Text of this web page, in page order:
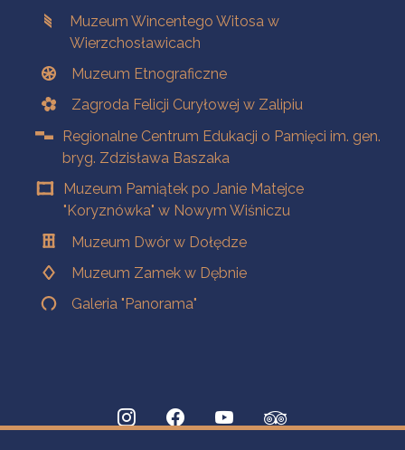
Muzeum Wincentego Witosa w
Wierzchosławicach
Muzeum Etnograficzne
Zagroda Felicji Curyłowej w Zalipiu
Regionalne Centrum Edukacji o Pamięci im. gen.
bryg. Zdzisława Baszaka
Muzeum Pamiątek po Janie Matejce
"Koryznówka" w Nowym Wiśniczu
Muzeum Dwór w Dołędze
Muzeum Zamek w Dębnie
Galeria "Panorama"